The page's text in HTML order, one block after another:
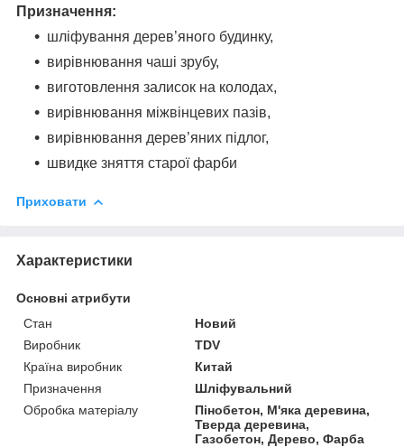
Призначення:
шліфування дерев’яного будинку,
вирівнювання чаші зрубу,
виготовлення залиcок на колодах,
вирівнювання міжвінцевих пазів,
вирівнювання дерев’яних підлог,
швидке зняття старої фарби
Приховати
Характеристики
Основні атрибути
Стан
Новий
Виробник
TDV
Країна виробник
Китай
Призначення
Шліфувальний
Обробка матеріалу
Пінобетон, М'яка деревина,
Тверда деревина,
Газобетон, Дерево, Фарба